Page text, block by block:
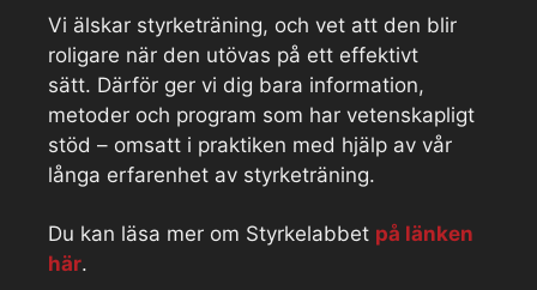
Vi älskar styrketräning, och vet att den blir
roligare när den utövas på ett effektivt
sätt. Därför ger vi dig bara information,
metoder och program som har vetenskapligt
stöd – omsatt i praktiken med hjälp av vår
långa erfarenhet av styrketräning.
Du kan läsa mer om Styrkelabbet på länken
här.